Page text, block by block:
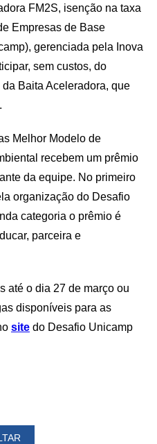
FM2S, isenção na taxa
Empresas de Base
gerenciada pela Inova
sem custos, do
Baita Aceleradora, que
Melhor Modelo de
recebem um prêmio
da equipe. No primeiro
organização do Desafio
categoria o prêmio é
parceira e
até o dia 27 de março ou
disponíveis para as
site do Desafio Unicamp